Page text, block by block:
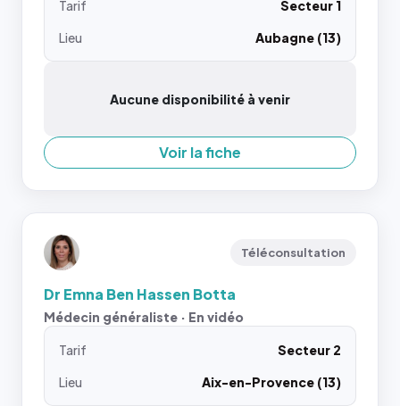
Tarif
Secteur 1
Lieu
Aubagne (13)
Aucune disponibilité à venir
Voir la fiche
Téléconsultation
Dr Emna Ben Hassen Botta
Médecin généraliste · En vidéo
Tarif
Secteur 2
Lieu
Aix-en-Provence (13)